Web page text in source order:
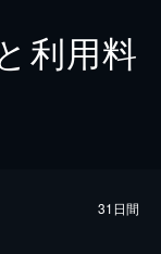
利用料
31日間